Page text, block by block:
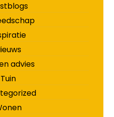
advies
Tuin